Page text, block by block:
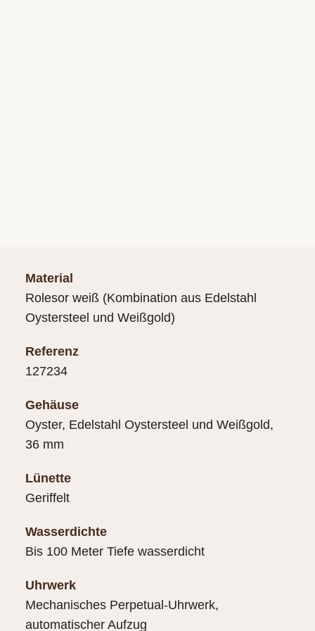
Material
Rolesor weiß (Kombination aus Edelstahl
Oystersteel und Weißgold)
Referenz
127234
Gehäuse
Oyster, Edelstahl Oystersteel und Weißgold,
36 mm
Lünette
Geriffelt
Wasserdichte
Bis 100 Meter Tiefe wasserdicht
Uhrwerk
Mechanisches Perpetual-Uhrwerk,
automatischer Aufzug